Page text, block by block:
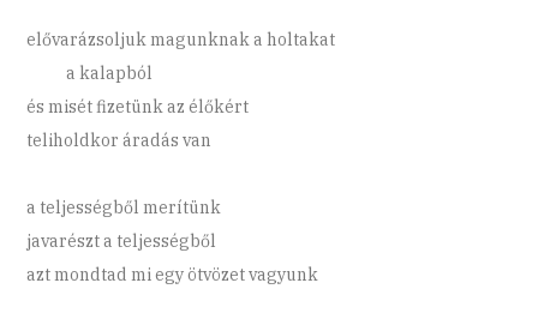
elővarázsoljuk magunknak a holtakat
a kalapból
és misét fizetünk az élőkért
teliholdkor áradás van
a teljességből merítünk
javarészt a teljességből
azt mondtad mi egy ötvözet vagyunk